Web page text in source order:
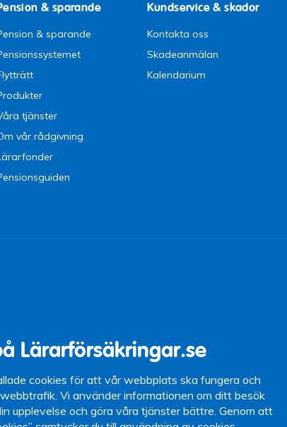
Lärarförsäkringar.se
cookies för att vår webbplats ska fungera och
Vi använder informationen om ditt besök
upplevelse och göra våra tjänster bättre. Genom att
& sparande
& sparande
tjänster
vår rådgivning
Kundservice & skador
Kontakta oss
Skadeanmälan
Kalendarium
13)